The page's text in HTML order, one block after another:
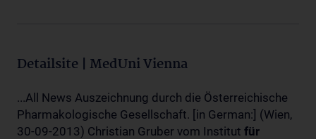
Detailsite | MedUni Vienna
...All News Auszeichnung durch die Österreichische
Pharmakologische Gesellschaft. [in German:] (Wien,
30-09-2013) Christian Gruber vom Institut für